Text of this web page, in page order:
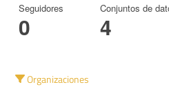
Seguidores
0
Conjuntos de
4
Organizaciones